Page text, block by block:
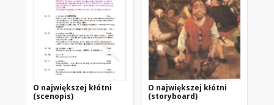
O największej kłótni
(scenopis)
O największej kłótni
(storyboard)